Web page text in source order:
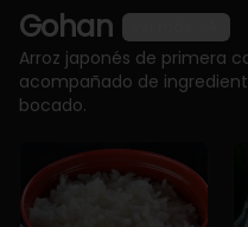
Gohan
Arroz japonés de primera
acompañado de
bocado.